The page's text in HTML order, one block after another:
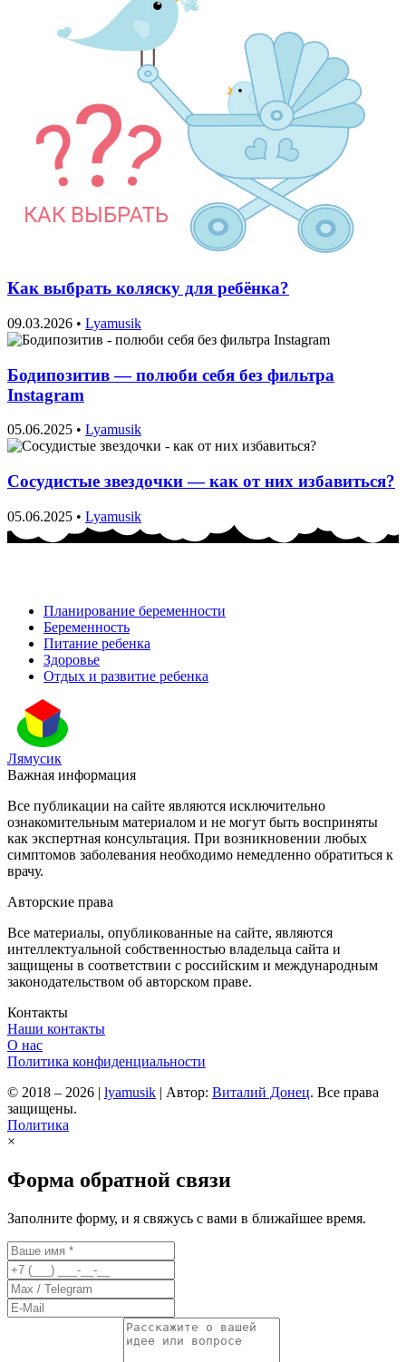
Как выбрать коляску для ребёнка?
09.03.2026 • Lyamusik
Бодипозитив — полюби себя без фильтра
Instagram
05.06.2025 • Lyamusik
Сосудистые звездочки — как от них избавиться?
05.06.2025 • Lyamusik
Планирование беременности
Беременность
Питание ребенка
Здоровье
Отдых и развитие ребенка
Лямусик
Важная информация
Все публикации на сайте являются исключительно
ознакомительным материалом и не могут быть восприняты
как экспертная консультация. При возникновении любых
симптомов заболевания необходимо немедленно обратиться к
врачу.
Авторские права
Все материалы, опубликованные на сайте, являются
интеллектуальной собственностью владельца сайта и
защищены в соответствии с российским и международным
законодательством об авторском праве.
Контакты
Наши контакты
О нас
Политика конфиденциальности
© 2018 – 2026 | lyamusik | Автор: Виталий Донец. Все права
защищены.
Политика
×
Форма обратной связи
Заполните форму, и я свяжусь с вами в ближайшее время.